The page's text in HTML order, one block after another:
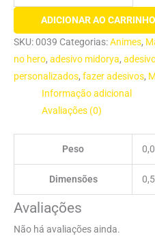
ADICIONAR AO CARRINHO
SKU:0039 Categorias:Animes,
no hero, adesivo midorya,
personalizados, fazer adesivos,
Informação adicional
Avaliações (0)
Peso
Dimensões
Avaliações
Não há avaliações ainda.